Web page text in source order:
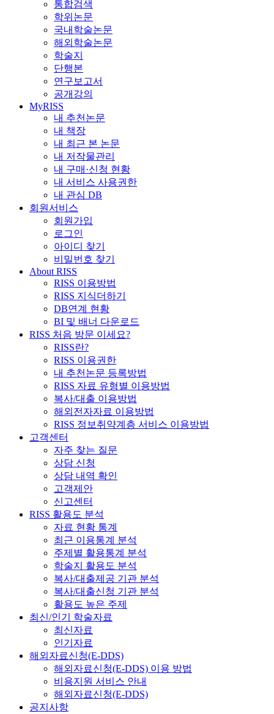
통합검색
학위논문
국내학술논문
해외학술논문
학술지
단행본
연구보고서
공개강의
MyRISS
내 추천논문
내 책장
내 최근 본 논문
내 저작물관리
내 구매·신청 현황
내 서비스 사용권한
내 관심 DB
회원서비스
회원가입
로그인
아이디 찾기
비밀번호 찾기
About RISS
RISS 이용방법
RISS 지식더하기
DB연계 현황
BI 및 배너 다운로드
RISS 처음 방문 이세요?
RISS란?
RISS 이용권한
내 추천논문 등록방법
RISS 자료 유형별 이용방법
복사/대출 이용방법
해외전자자료 이용방법
RISS 정보취약계층 서비스 이용방법
고객센터
자주 찾는 질문
상담 신청
상담 내역 확인
고객제안
신고센터
RISS 활용도 분석
자료 현황 통계
최근 이용통계 분석
주제별 활용통계 분석
학술지 활용도 분석
복사/대출제공 기관 분석
복사/대출신청 기관 분석
활용도 높은 주제
최신/인기 학술자료
최신자료
인기자료
해외자료신청(E-DDS)
해외자료신청(E-DDS) 이용 방법
비용지원 서비스 안내
해외자료신청(E-DDS)
공지사항